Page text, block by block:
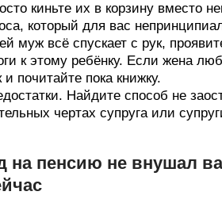
киньте их в корзину вместо
который для вас
муж всё спускает с рук,
к этому ребёнку. Если жена
почитайте пока книжку.
Найдите способ не
чертах супруга или
пенсию не внушал